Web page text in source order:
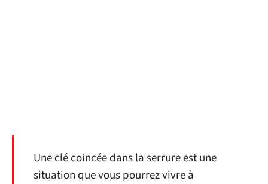
Une clé coincée dans la serrure est une
situation que vous pourrez vivre à